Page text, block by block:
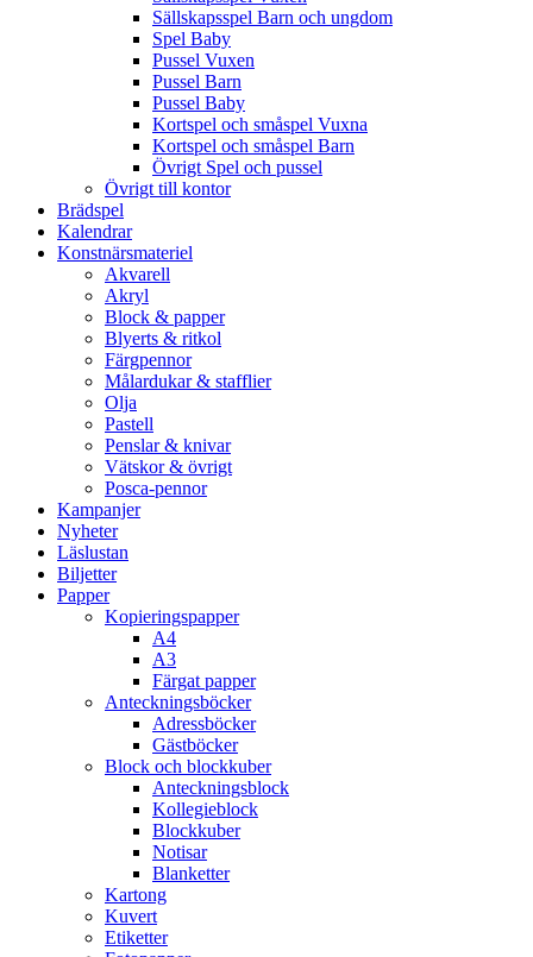
Sällskapsspel Barn och ungdom
Spel Baby
Pussel Vuxen
Pussel Barn
Pussel Baby
Kortspel och småspel Vuxna
Kortspel och småspel Barn
Övrigt Spel och pussel
Övrigt till kontor
Brädspel
Kalendrar
Konstnärsmateriel
Akvarell
Akryl
Block & papper
Blyerts & ritkol
Färgpennor
Målardukar & stafflier
Olja
Pastell
Penslar & knivar
Vätskor & övrigt
Posca-pennor
Kampanjer
Nyheter
Läslustan
Biljetter
Papper
Kopieringspapper
A4
A3
Färgat papper
Anteckningsböcker
Adressböcker
Gästböcker
Block och blockkuber
Anteckningsblock
Kollegieblock
Blockkuber
Notisar
Blanketter
Kartong
Kuvert
Etiketter